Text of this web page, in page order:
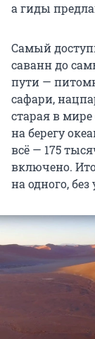
а гиды
Самый
саванн до
пути —
сафари,
старая в
на берегу
всё — 175
включено.
на одного,